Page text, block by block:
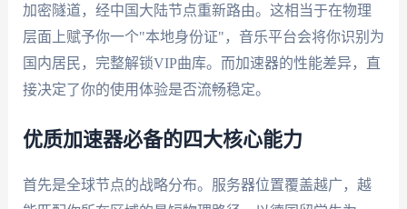
加密隧道，经中国大陆节点重新路由。这相当于在物理
层面上赋予你一个"本地身份证"，音乐平台会将你识别为
国内居民，完整解锁VIP曲库。而加速器的性能差异，直
接决定了你的使用体验是否流畅稳定。
优质加速器必备的四大核心能力
首先是全球节点的战略分布。服务器位置覆盖越广，越